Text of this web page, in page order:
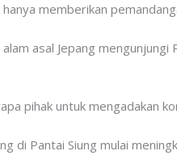
memberikan
asal Jepang
pihak untuk mengadakan
di Pantai Siung mulai